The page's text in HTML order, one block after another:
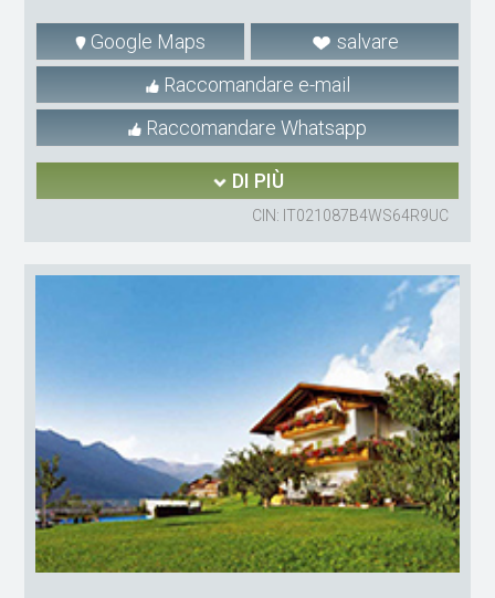
Google Maps
salvare
Raccomandare e-mail
Raccomandare Whatsapp
DI PIÙ
CIN: IT021087B4WS64R9UC